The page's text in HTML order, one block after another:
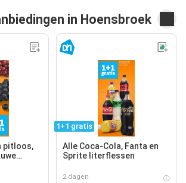
in Hoensbroek
pitloos,
1+1 gratis
Alle Coca-Cola, Fanta en
Sprite literflessen
2 dagen